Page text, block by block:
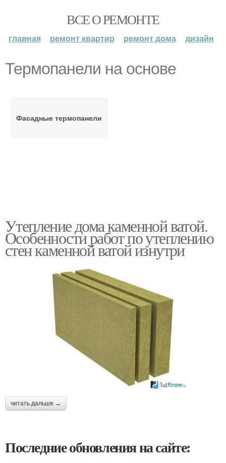
ВСЕ О РЕМОНТЕ
главная ремонт квартир ремонт дома дизайн
Термопанели на основе
Фасадные термопанели
Утепление дома каменной ватой.
Особенности работ по утеплению
стен каменной ватой изнутри
читать дальше →
Последние обновления на сайте: